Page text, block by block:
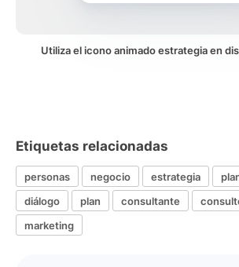
Utiliza el icono animado estrategia en
Etiquetas relacionadas
personas negocio estrategia
diálogo
plan consultante
marketing